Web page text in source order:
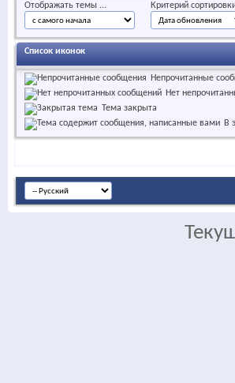
Отображать темы ... Критерий
Список иконок
Непрочитанные
Нет
Тема закрыта
В